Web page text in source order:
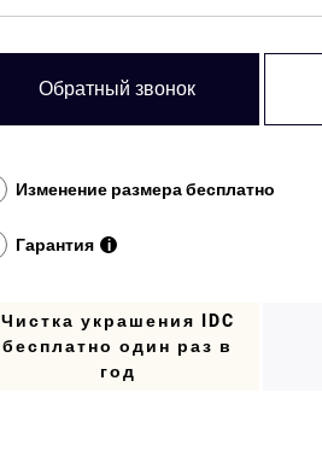
Обратный звонок
Изменение размера бесплатно
Гарантия i
Чистка украшения IDC
бесплатно один раз в
год